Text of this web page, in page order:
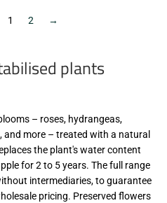
(VAT/IVA
1 2 →
plants
– roses, hydrangeas,
more – treated with a natural
the plant's water content
for 2 to 5 years. The full range
intermediaries, to guarantee
pricing. Preserved flowers